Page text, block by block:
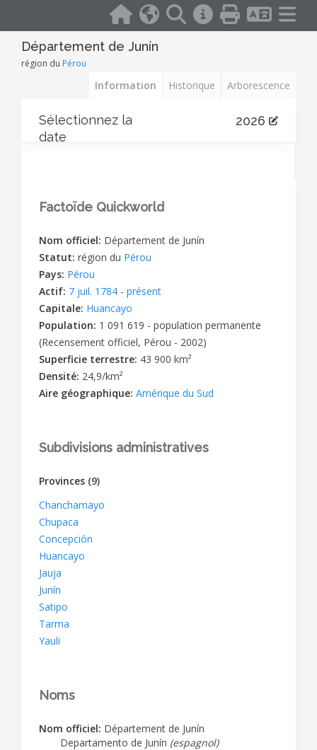
Département de Junín
région du Pérou
Information Historique Arborescence
Sélectionnez la
date
2026
Factoïde Quickworld
Nom officiel: Département de Junín
Statut: région du Pérou
Pays: Pérou
Actif: 7 juil. 1784 - présent
Capitale: Huancayo
Population: 1 091 619 - population permanente
(Recensement officiel, Pérou - 2002)
Superficie terrestre: 43 900 km²
Densité: 24,9/km²
Aire géographique: Amérique du Sud
Subdivisions administratives
Provinces (9)
Chanchamayo
Chupaca
Concepción
Huancayo
Jauja
Junín
Satipo
Tarma
Yauli
Noms
Nom officiel: Département de Junín
Departamento de Junín (espagnol)